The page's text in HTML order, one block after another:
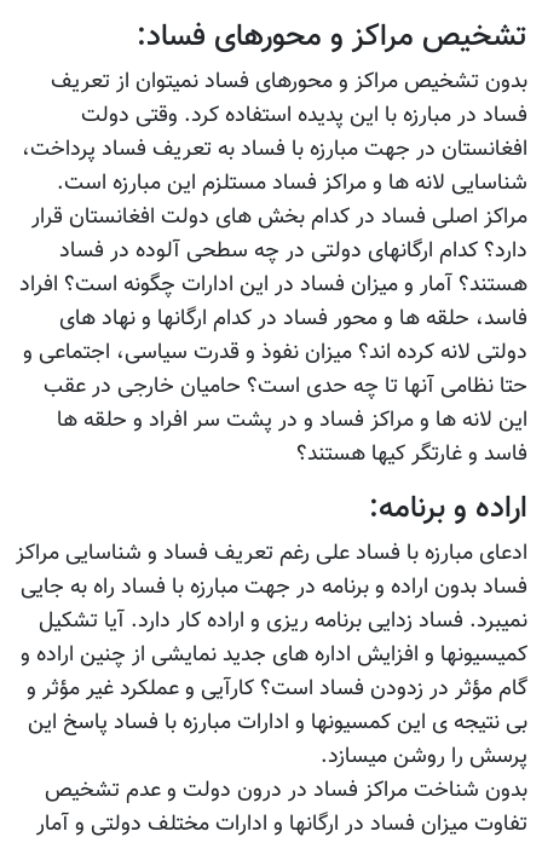
تشخیص مراکز و محورهای فساد:
بدون تشخیص مراکز و محورهای فساد نمیتوان از تعریف
فساد در مبارزه با این پدیده استفاده کرد. وقتی دولت
افغانستان در جهت مبارزه با فساد به تعریف فساد پرداخت،
شناسایی لانه ها و مراکز فساد مستلزم این مبارزه است.
مراکز اصلی فساد در کدام بخش های دولت افغانستان قرار
دارد؟ کدام ارگانهای دولتی در چه سطحی آلوده در فساد
هستند؟ آمار و میزان فساد در این ادارات چگونه است؟ افراد
فاسد، حلقه ها و محور فساد در کدام ارگانها و نهاد های
دولتی لانه کرده اند؟ میزان نفوذ و قدرت سیاسی، اجتماعی و
حتا نظامی آنها تا چه حدی است؟ حامیان خارجی در عقب
این لانه ها و مراکز فساد و در پشت سر افراد و حلقه ها
فاسد و غارتگر کیها هستند؟
اراده و برنامه:
ادعای مبارزه با فساد علی رغم تعریف فساد و شناسایی مراکز
فساد بدون اراده و برنامه در جهت مبارزه با فساد راه به جایی
نمیبرد. فساد زدایی برنامه ریزی و اراده کار دارد. آیا تشکیل
کمیسیونها و افزایش اداره های جدید نمایشی از چنین اراده و
گام مؤثر در زدودن فساد است؟ کارآیی و عملکرد غیر مؤثر و
بی نتیجه ی این کمسیونها و ادارات مبارزه با فساد پاسخ این
پرسش را روشن میسازد.
بدون شناخت مراکز فساد در درون دولت و عدم تشخیص
تفاوت میزان فساد در ارگانها و ادارات مختلف دولتی و آمار